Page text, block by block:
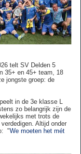
telt SV Delden 5
35+ en 45+ team, 18
jongste groep: de
in de 3e klasse L
zo belangrijk zijn de
met trots de
Altijd onder
"We moeten het mét